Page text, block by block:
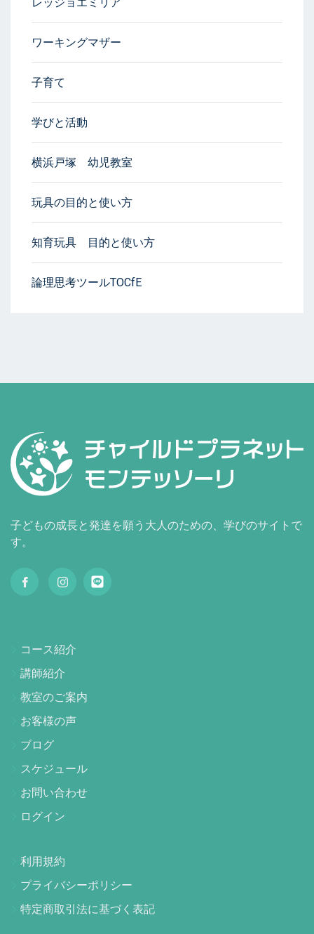
ワーキングマザー
子育て
学びと活動
横浜戸塚 幼児教室
玩具の目的と使い方
知育玩具 目的と使い方
論理思考ツールTOCfE
子どもの成長と発達を願う大人のための、学びのサイトで
す。
コース紹介
講師紹介
教室のご案内
お客様の声
ブログ
スケジュール
お問い合わせ
ログイン
利用規約
プライバシーポリシー
特定商取引法に基づく表記